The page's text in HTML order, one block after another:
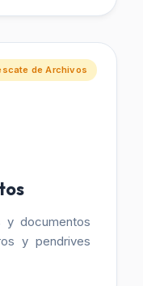
de Archivos
y documentos
y pendrives